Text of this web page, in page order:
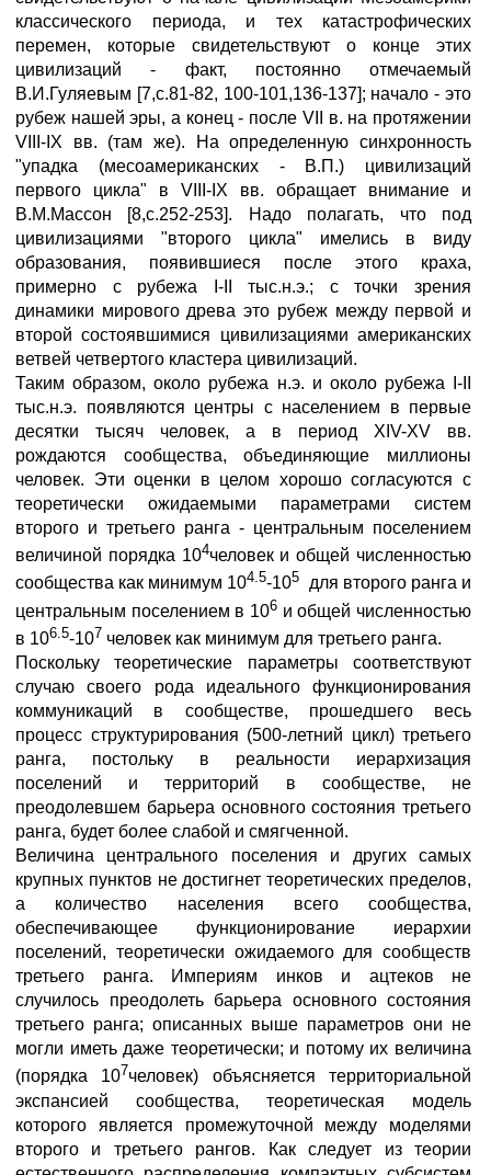
классического периода, и тех катастрофических
перемен, которые свидетельствуют о конце этих
цивилизаций - факт, постоянно отмечаемый
В.И.Гуляевым [7,с.81-82, 100-101,136-137]; начало - это
рубеж нашей эры, а конец - после VII в. на протяжении
VIII-IX вв. (там же). На определенную синхронность
"упадка (месоамериканских - В.П.) цивилизаций
первого цикла" в VIII-IX вв. обращает внимание и
В.М.Массон [8,с.252-253]. Надо полагать, что под
цивилизациями "второго цикла" имелись в виду
образования, появившиеся после этого краха,
примерно с рубежа I-II тыс.н.э.; с точки зрения
динамики мирового древа это рубеж между первой и
второй состоявшимися цивилизациями американских
ветвей четвертого кластера цивилизаций.
Таким образом, около рубежа н.э. и около рубежа I-II
тыс.н.э. появляются центры с населением в первые
десятки тысяч человек, а в период XIV-XV вв.
рождаются сообщества, объединяющие миллионы
человек. Эти оценки в целом хорошо согласуются с
теоретически ожидаемыми параметрами систем
второго и третьего ранга - центральным поселением
величиной порядка 104человек и общей численностью
сообщества как минимум 104.5-105 для второго ранга и
центральным поселением в 106 и общей численностью
в 106.5-107 человек как минимум для третьего ранга.
Поскольку теоретические параметры соответствуют
случаю своего рода идеального функционирования
коммуникаций в сообществе, прошедшего весь
процесс структурирования (500-летний цикл) третьего
ранга, постольку в реальности иерархизация
поселений и территорий в сообществе, не
преодолевшем барьера основного состояния третьего
ранга, будет более слабой и смягченной.
Величина центрального поселения и других самых
крупных пунктов не достигнет теоретических пределов,
а количество населения всего сообщества,
обеспечивающее функционирование иерархии
поселений, теоретически ожидаемого для сообществ
третьего ранга. Империям инков и ацтеков не
случилось преодолеть барьера основного состояния
третьего ранга; описанных выше параметров они не
могли иметь даже теоретически; и потому их величина
(порядка 107человек) объясняется территориальной
экспансией сообщества, теоретическая модель
которого является промежуточной между моделями
второго и третьего рангов. Как следует из теории